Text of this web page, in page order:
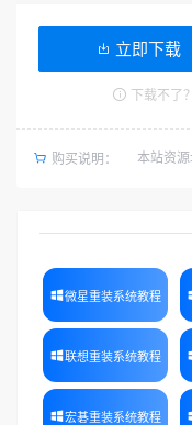
立即下载
下载不了
购买说明： 本站资源
微星重装系统教程
联想重装系统教程
宏碁重装系统教程